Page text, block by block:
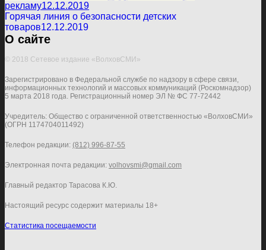
рекламу12.12.2019
Горячая линия о безопасности детских
товаров12.12.2019
О сайте
© 2018 Сетевое издание «ВолховСМИ»
Зарегистрировано в Федеральной службе по надзору в сфере связи,
информационных технологий и массовых коммуникаций (Роскомнадзор)
5 марта 2018 года. Регистрационный номер ЭЛ № ФС 77-72442
Учредитель: Общество с ограниченной ответственностью «ВолховСМИ»
(ОГРН 1174704011492)
Телефон редакции: (812) 996-87-55
Электронная почта редакции: volhovsmi@gmail.com
Главный редактор Тарасова К.Ю.
Настоящий ресурс содержит материалы 18+
Статистика посещаемости